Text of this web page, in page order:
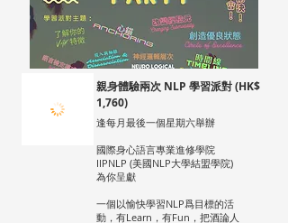
親身體驗兩次 NLP 學習派對 (HK$
1,760)
逢每月最後一個星期六舉辦
國際身心語言專業進修學院
IIPNLP (美國NLP大學結盟學院)
為你呈獻
一個以愉快學習NLP爲目標的活
動，有Learn，有Fun，把酒論人